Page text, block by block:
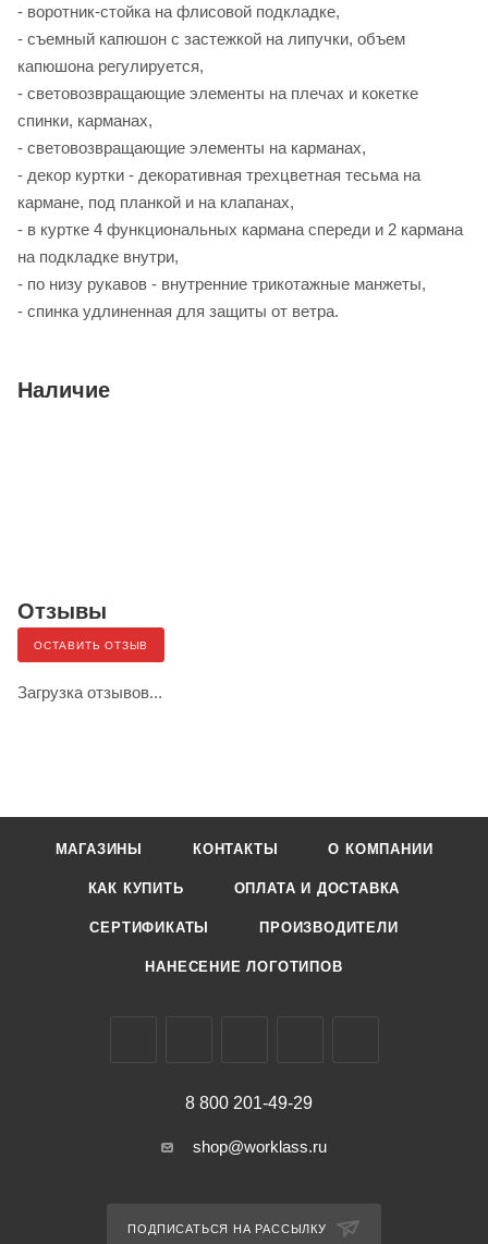
- воротник-стойка на флисовой подкладке,
- съемный капюшон с застежкой на липучки, объем
капюшона регулируется,
- световозвращающие элементы на плечах и кокетке
спинки, карманах,
- световозвращающие элементы на карманах,
- декор куртки - декоративная трехцветная тесьма на
кармане, под планкой и на клапанах,
- в куртке 4 функциональных кармана спереди и 2 кармана
на подкладке внутри,
- по низу рукавов - внутренние трикотажные манжеты,
- спинка удлиненная для защиты от ветра.
Наличие
Отзывы
ОСТАВИТЬ ОТЗЫВ
Загрузка отзывов...
МАГАЗИНЫ КОНТАКТЫ О КОМПАНИИ
КАК КУПИТЬ ОПЛАТА И ДОСТАВКА
СЕРТИФИКАТЫ ПРОИЗВОДИТЕЛИ
НАНЕСЕНИЕ ЛОГОТИПОВ
8 800 201-49-29
shop@worklass.ru
ПОДПИСАТЬСЯ НА РАССЫЛКУ